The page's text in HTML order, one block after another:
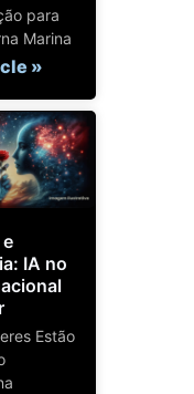
para
Marina
»
IA no
Estão